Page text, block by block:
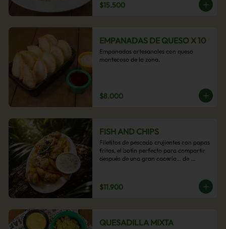
$15.500
EMPANADAS DE QUESO X 10
Empanadas artesanales con queso
mantecoso de la zona.
$8.000
FISH AND CHIPS
Filetitos de pescado crujientes con papas
fritas, el botín perfecto para compartir
después de una gran cacería… de
$11.900
QUESADILLA MIXTA